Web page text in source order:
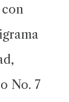
No. 7